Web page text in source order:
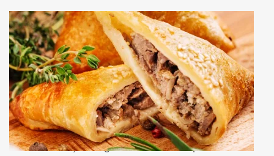
Voici une façon originale et revisitée pour